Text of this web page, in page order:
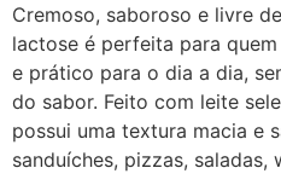
Cremoso, saboroso e livre
lactose é perfeita para
e prático para o dia a dia,
do sabor. Feito com leite
possui uma textura macia e
sanduíches, pizzas,